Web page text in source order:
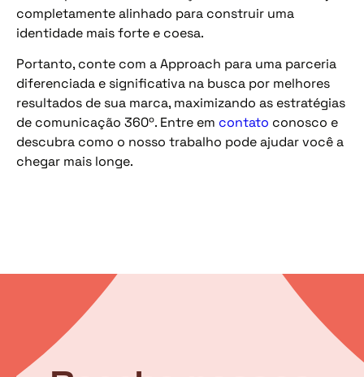
completamente alinhado para construir uma
identidade mais forte e coesa.
Portanto, conte com a Approach para uma parceria
diferenciada e significativa na busca por melhores
resultados de sua marca, maximizando as estratégias
de comunicação 360º. Entre em contato conosco e
descubra como o nosso trabalho pode ajudar você a
chegar mais longe.